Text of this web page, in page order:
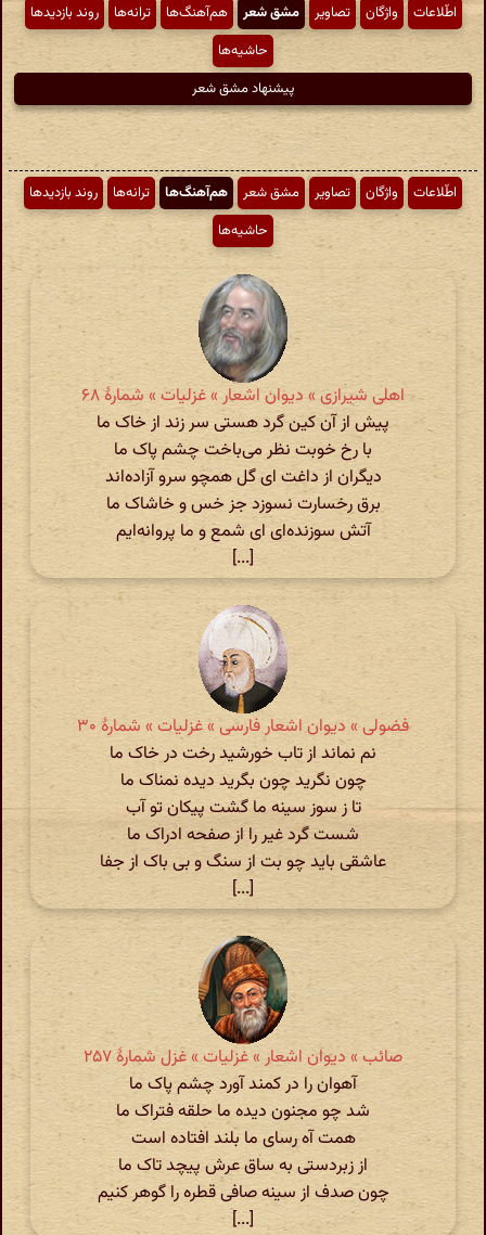
اطّلاعات واژگان تصاویر مشق شعر هم‌آهنگ‌ها ترانه‌ها
روند بازدیدها
حاشیه‌ها
پیشنهاد مشق شعر
اطّلاعات واژگان تصاویر مشق شعر هم‌آهنگ‌ها ترانه‌ها
روند بازدیدها
حاشیه‌ها
اهلی شیرازی » دیوان اشعار » غزلیات » شمارهٔ ۶۸
پیش از آن کین گرد هستی سر زند از خاک ما
با رخ خوبت نظر می‌باخت چشم پاک ما
دیگران از داغت ای گل همچو سرو آزاده‌اند
برق رخسارت نسوزد جز خس و خاشاک ما
آتش سوزنده‌ای ای شمع و ما پروانه‌ایم
[...]
فضولی » دیوان اشعار فارسی » غزلیات » شمارهٔ ۳۰
نم نماند از تاب خورشید رخت در خاک ما
چون نگرید چون بگرید دیده نمناک ما
تا ز سوز سینه ما گشت پیکان تو آب
شست گرد غیر را از صفحه ادراک ما
عاشقی باید چو بت از سنگ و بی باک از جفا
[...]
صائب » دیوان اشعار » غزلیات » غزل شمارهٔ ۲۵۷
آهوان را در کمند آورد چشم پاک ما
شد چو مجنون دیده ما حلقه فتراک ما
همت آه رسای ما بلند افتاده است
از زبردستی به ساق عرش پیچد تاک ما
چون صدف از سینه صافی قطره را گوهر کنیم
[...]